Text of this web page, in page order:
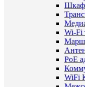
Wi-Fi
PoE
WiFi